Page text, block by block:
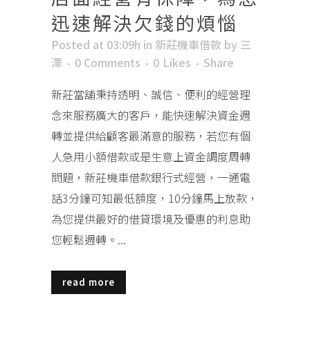
迅速解決欠錢的煩惱
Posted at 03:09h in 新莊機車借款 by 三
澤
0 Comments 0 Likes
Share
新莊當舖秉持透明、誠信、便利的經營理
念來服務廣大的客戶，能快速解決資金週
轉並提供給顧客最滿意的服務，若您有個
人急用小額借款或是生意上資金調度周轉
問題，新莊機車借款銀行式經營，一通電
話3分鐘可知最低額度，10分鐘馬上放款，
為您提供最好的借貸環境及優惠的利息助
您輕鬆週轉。...
read more